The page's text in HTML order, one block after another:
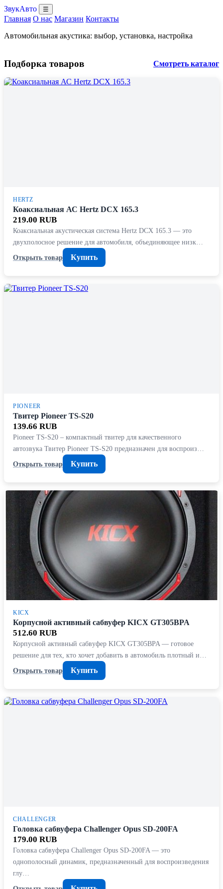
ЗвукАвто ☰
Главная О нас Магазин Контакты
Автомобильная акустика: выбор, установка, настройка
Подборка товаров Смотреть каталог
HERTZ
Коаксиальная АС Hertz DCX 165.3
219.00 RUB
Коаксиальная акустическая система Hertz DCX 165.3 — это
двухполосное решение для автомобиля, объединяющее низк…
Открыть товар
Купить
PIONEER
Твитер Pioneer TS-S20
139.66 RUB
Pioneer TS-S20 – компактный твитер для качественного
автозвука Твитер Pioneer TS-S20 предназначен для воспроиз…
Открыть товар
Купить
KICX
Корпусной активный сабвуфер KICX GT305BPA
512.60 RUB
Корпусной активный сабвуфер KICX GT305BPA — готовое
решение для тех, кто хочет добавить в автомобиль плотный и…
Открыть товар
Купить
CHALLENGER
Головка сабвуфера Challenger Opus SD-200FA
179.00 RUB
Головка сабвуфера Challenger Opus SD-200FA — это
однополосный динамик, предназначенный для воспроизведения
глу…